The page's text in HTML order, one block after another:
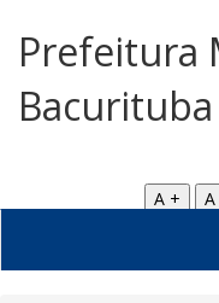
Prefeitura
Bacurituba
A +
A